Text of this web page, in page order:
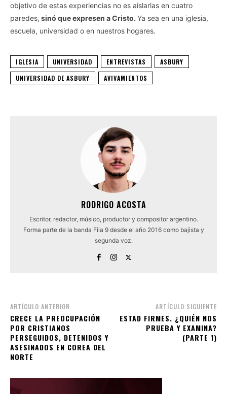
objetivo de estas experiencias no es aislarlas en cuatro
paredes, sinó que expresen a Cristo. Ya sea en una iglesia,
escuela, universidad o en nuestros hogares.
IGLESIA UNIVERSIDAD ENTREVISTAS
ASBURY
UNIVERSIDAD DE ASBURY
AVIVAMIENTOS
RODRIGO ACOSTA
Escritor, redactor, músico, productor y compositor argentino.
Forma parte de la banda Fila 9 desde el año 2016 como bajista y
segunda voz.
ARTÍCULO ANTERIOR
CRECE LA PREOCUPACIÓN
POR CRISTIANOS
PERSEGUIDOS, DETENIDOS Y
ASESINADOS EN COREA DEL
NORTE
ARTÍCULO SIGUIENTE
ESTAD FIRMES. ¿QUIÉN NOS
PRUEBA Y EXAMINA?
(PARTE 1)